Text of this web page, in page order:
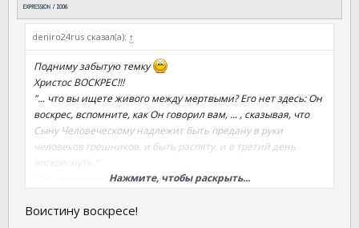
deniro24rus сказал(а): ↑
Подниму забытую темку
Христос ВОСКРЕС!!!
"... что вы ищете живого между мертвыми? Его нет здесь: Он
воскрес, вспомните, как Он говорил вам, ... , сказывая, что
Сыну Человеческому надлежит быть предану в руки
человеков грешников, и быть распяту, и в третий день
(Св. Евангелие от Луки 24:5-7)Нажмите, чтобы раскрыть...
Воистину воскресе!